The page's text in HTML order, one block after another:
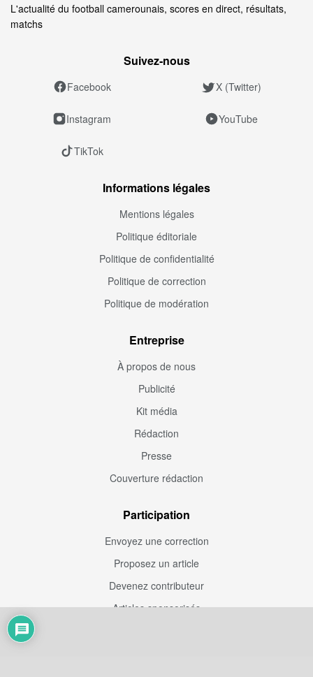
L'actualité du football camerounais, scores en direct, résultats,
matchs
Suivez‑nous
Facebook X (Twitter)
Instagram YouTube
TikTok
Informations légales
Mentions légales
Politique éditoriale
Politique de confidentialité
Politique de correction
Politique de modération
Entreprise
À propos de nous
Publicité
Kit média
Rédaction
Presse
Couverture rédaction
Participation
Envoyez une correction
Proposez un article
Devenez contributeur
Articles sponsorisés